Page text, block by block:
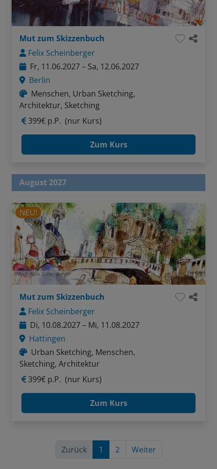
Mut zum Skizzenbuch
Felix Scheinberger
Fr, 11.06.2027 – Sa, 12.06.2027
Berlin
Menschen, Urban Sketching,
Architektur, Sketching
399€ p.P. (nur Kurs)
Zum Kurs
August 2027
Prof. Felix Scheinberger
NEU!
Mut zum Skizzenbuch
Felix Scheinberger
Di, 10.08.2027 – Mi, 11.08.2027
Hattingen
Urban Sketching, Menschen,
Sketching, Architektur
399€ p.P. (nur Kurs)
Zum Kurs
Zurück 1 2 Weiter